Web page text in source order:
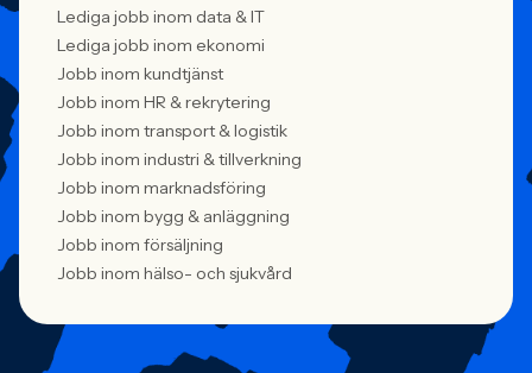
Lediga jobb inom data & IT
Lediga jobb inom ekonomi
Jobb inom kundtjänst
Jobb inom HR & rekrytering
Jobb inom transport & logistik
Jobb inom industri & tillverkning
Jobb inom marknadsföring
Jobb inom bygg & anläggning
Jobb inom försäljning
Jobb inom hälso- och sjukvård